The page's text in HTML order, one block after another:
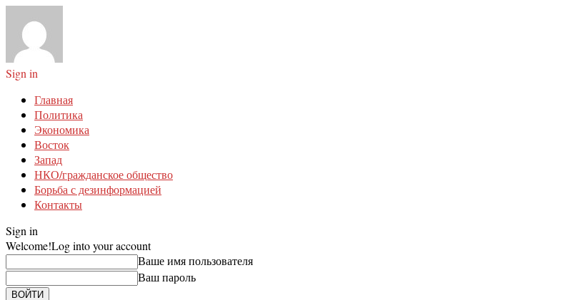
Sign in
Главная
Политика
Экономика
Восток
Запад
НКО/гражданское общество
Борьба с дезинформацией
Контакты
Sign in
Welcome!Log into your account
Ваше имя пользователя
Ваш пароль